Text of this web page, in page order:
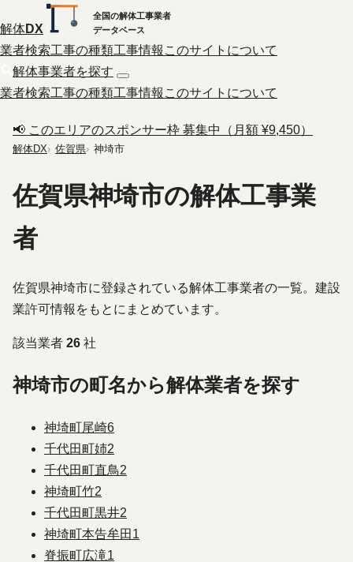
解体DX
全国の解体工事業者
データベース
業者検索工事の種類工事情報 このサイトについて
解体事業者を探す
業者検索工事の種類工事情報 このサイトについて
📢 このエリアのスポンサー枠 募集中（月額 ¥9,450）
解体DX 佐賀県 神埼市
佐賀県神埼市の解体工事業
者
佐賀県神埼市に登録されている解体工事業者の一覧。建設
業許可情報をもとにまとめています。
該当業者 26 社
神埼市の町名から解体業者を探す
神埼町尾崎6
千代田町姉2
千代田町直鳥2
神埼町竹2
千代田町黒井2
神埼町本告牟田 1
脊振町広滝1